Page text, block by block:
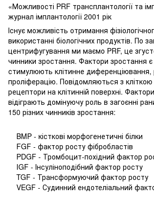
«Можливості PRF трансплантології та
журнал імплантології 2001 рік
Існує можливість отримання
використанні біологічних продуктів. По
центрифугування ми маємо PRF, це
чинники зростання. Фактори зростання є
стимулюють клітинне диференціювання,
проліферацію. Повідомляються з кліткою
рецептори на клітинній поверхні.
відіграють домінуючу роль в загоєнні
150 різних чинників зростання:
BMP - кісткові морфогенетичні білки
FGF - фактор росту фібробластів
PDGF - Тромбоцит-похідний фактор
IGF - Інсуліноподібний фактор росту
TGF - Трансформуючий фактор росту
VEGF - Судинний ендотеліальний